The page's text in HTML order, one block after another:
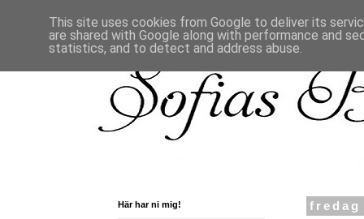
fredag
Här har ni mig!
This site uses cookies from Google to deliver its
are shared with Google along with performance and
statistics, and to detect and address abuse.